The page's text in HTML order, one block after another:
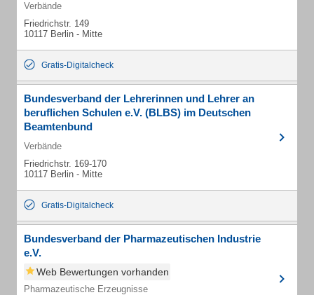
Verbände
Friedrichstr. 149
10117 Berlin - Mitte
Gratis-Digitalcheck
Bundesverband der Lehrerinnen und Lehrer an
beruflichen Schulen e.V. (BLBS) im Deutschen
Beamtenbund
Verbände
Friedrichstr. 169-170
10117 Berlin - Mitte
Gratis-Digitalcheck
Bundesverband der Pharmazeutischen Industrie
e.V.
Web Bewertungen vorhanden
Pharmazeutische Erzeugnisse